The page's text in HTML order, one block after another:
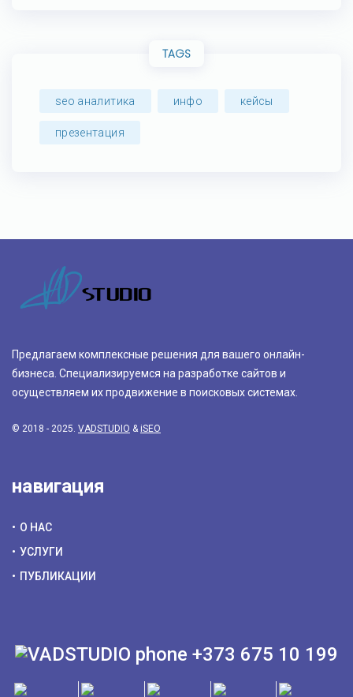
TAGS
seo аналитика инфо кейсы
презентация
Предлагаем комплексные решения для вашего онлайн-
бизнеса. Специализируемся на разработке сайтов и
осуществляем их продвижение в поисковых системах.
© 2018 - 2025. VADSTUDIO & iSEO
навигация
О НАС
УСЛУГИ
ПУБЛИКАЦИИ
+373 675 10 199